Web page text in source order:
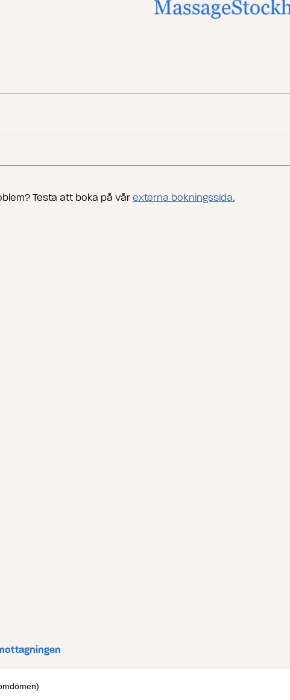
Testa att boka på vårexterna bokningssida.